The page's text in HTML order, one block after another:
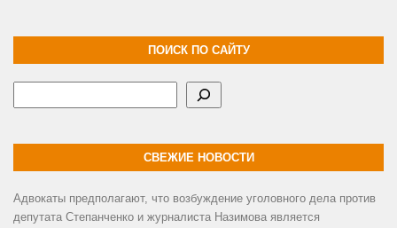
ПОИСК ПО САЙТУ
СВЕЖИЕ НОВОСТИ
Адвокаты предполагают, что возбуждение уголовного дела против
депутата Степанченко и журналиста Назимова является